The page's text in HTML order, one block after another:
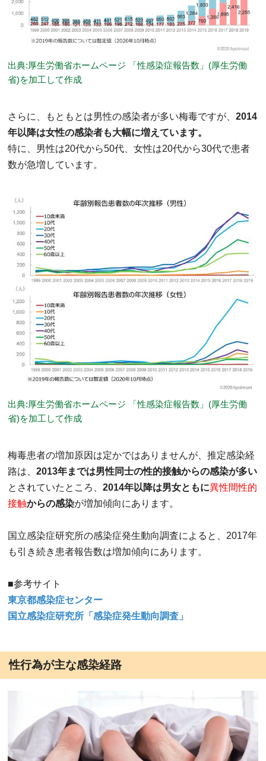
出典:厚生労働省ホームページ 「性感染症報告数」(厚生労働
省)を加工して作成
さらに、もともとは男性の感染者が多い梅毒ですが、 2014
年以降は女性の感染者も大幅に増えています。
特に、男性は20代から50代、女性は20代から30代で患者
数が急増しています。
出典:厚生労働省ホームページ 「性感染症報告数」(厚生労働
省)を加工して作成
梅毒患者の増加原因は定かではありませんが、推定感染経
路は、 2013年までは男性同士の性的接触からの感染が多い
とされていたところ、 2014年以降は男女ともに異性間性的
接触からの感染が増加傾向にあります。
国立感染症研究所の感染症発生動向調査によると、2017年
も引き続き患者報告数は増加傾向にあります。
■参考サイト
東京都感染症センター
国立感染症研究所「感染症発生動向調査」
性行為が主な感染経路